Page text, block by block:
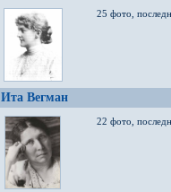
25 фото,
Ита Вегман
22 фото,